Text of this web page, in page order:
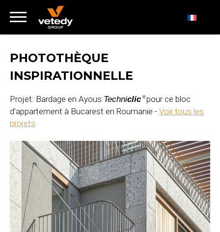
PHOTOTHÈQUE
INSPIRATIONNELLE
Projet: Bardage en Ayous Techniclic ®pour ce bloc
d’appartement à Bucarest en Roumanie - Voir tous les
projets